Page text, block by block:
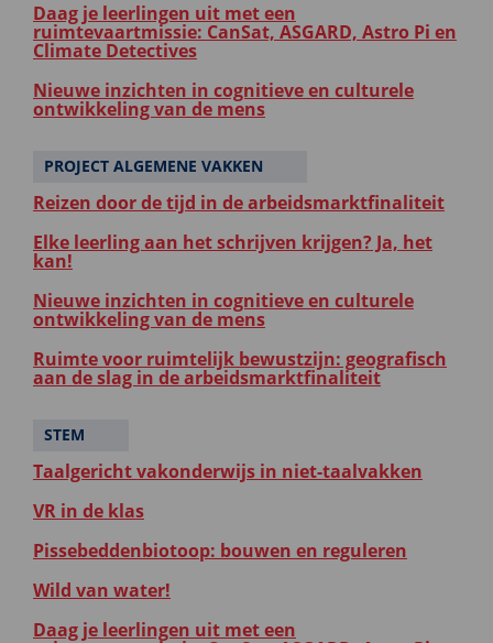
Daag je leerlingen uit met een
ruimtevaartmissie: CanSat, ASGARD, Astro Pi en
Climate Detectives
Nieuwe inzichten in cognitieve en culturele
ontwikkeling van de mens
PROJECT ALGEMENE VAKKEN
Reizen door de tijd in de arbeidsmarktfinaliteit
Elke leerling aan het schrijven krijgen? Ja, het
kan!
Nieuwe inzichten in cognitieve en culturele
ontwikkeling van de mens
Ruimte voor ruimtelijk bewustzijn: geografisch
aan de slag in de arbeidsmarktfinaliteit
STEM
Taalgericht vakonderwijs in niet-taalvakken
VR in de klas
Pissebeddenbiotoop: bouwen en reguleren
Wild van water!
Daag je leerlingen uit met een